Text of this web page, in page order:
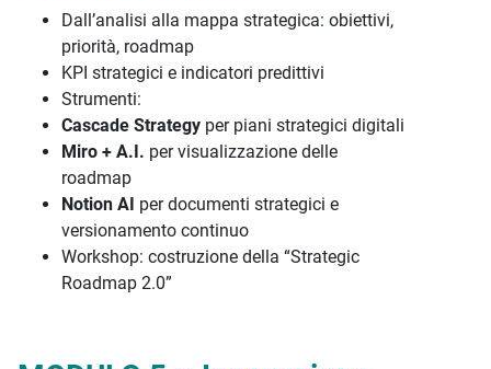
Dall’analisi alla mappa strategica: obiettivi,
priorità, roadmap
KPI strategici e indicatori predittivi
Strumenti:
Cascade Strategy per piani strategici digitali
Miro + A.I. per visualizzazione delle
roadmap
Notion AI per documenti strategici e
versionamento continuo
Workshop: costruzione della “Strategic
Roadmap 2.0”